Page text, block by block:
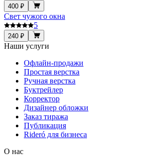
400 ₽
Свет чужого окна
5
240 ₽
Наши услуги
Офлайн-продажи
Простая верстка
Ручная верстка
Буктрейлер
Корректор
Дизайнер обложки
Заказ тиража
Публикация
Rideró для бизнеса
О нас